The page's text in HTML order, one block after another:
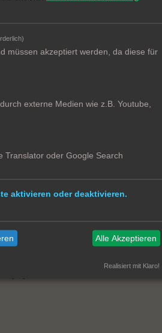
Alle Cookies löschen
Smart Homee for Dummies
müssen akzeptiert werden, da diese für
externe Medien wie z.B. Youtube,
Translator oder Google Search
aktivieren oder deaktivieren.
Alle Akzeptieren
Realisiert mit Klaro!